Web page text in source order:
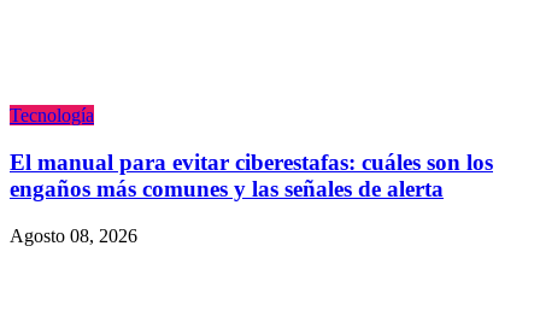
Tecnologí­a
El manual para evitar ciberestafas: cuáles son los
engaños más comunes y las señales de alerta
Agosto 08, 2026